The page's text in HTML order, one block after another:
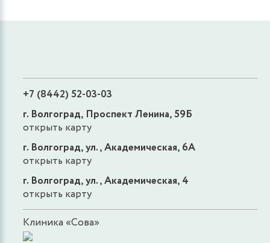
+7 (8442) 52-03-03
г. Волгоград, Проспект Ленина, 59Б
открыть карту
г. Волгоград, ул., Академическая, 6А
открыть карту
г. Волгоград, ул., Академическая, 4
открыть карту
Клиника «Сова»